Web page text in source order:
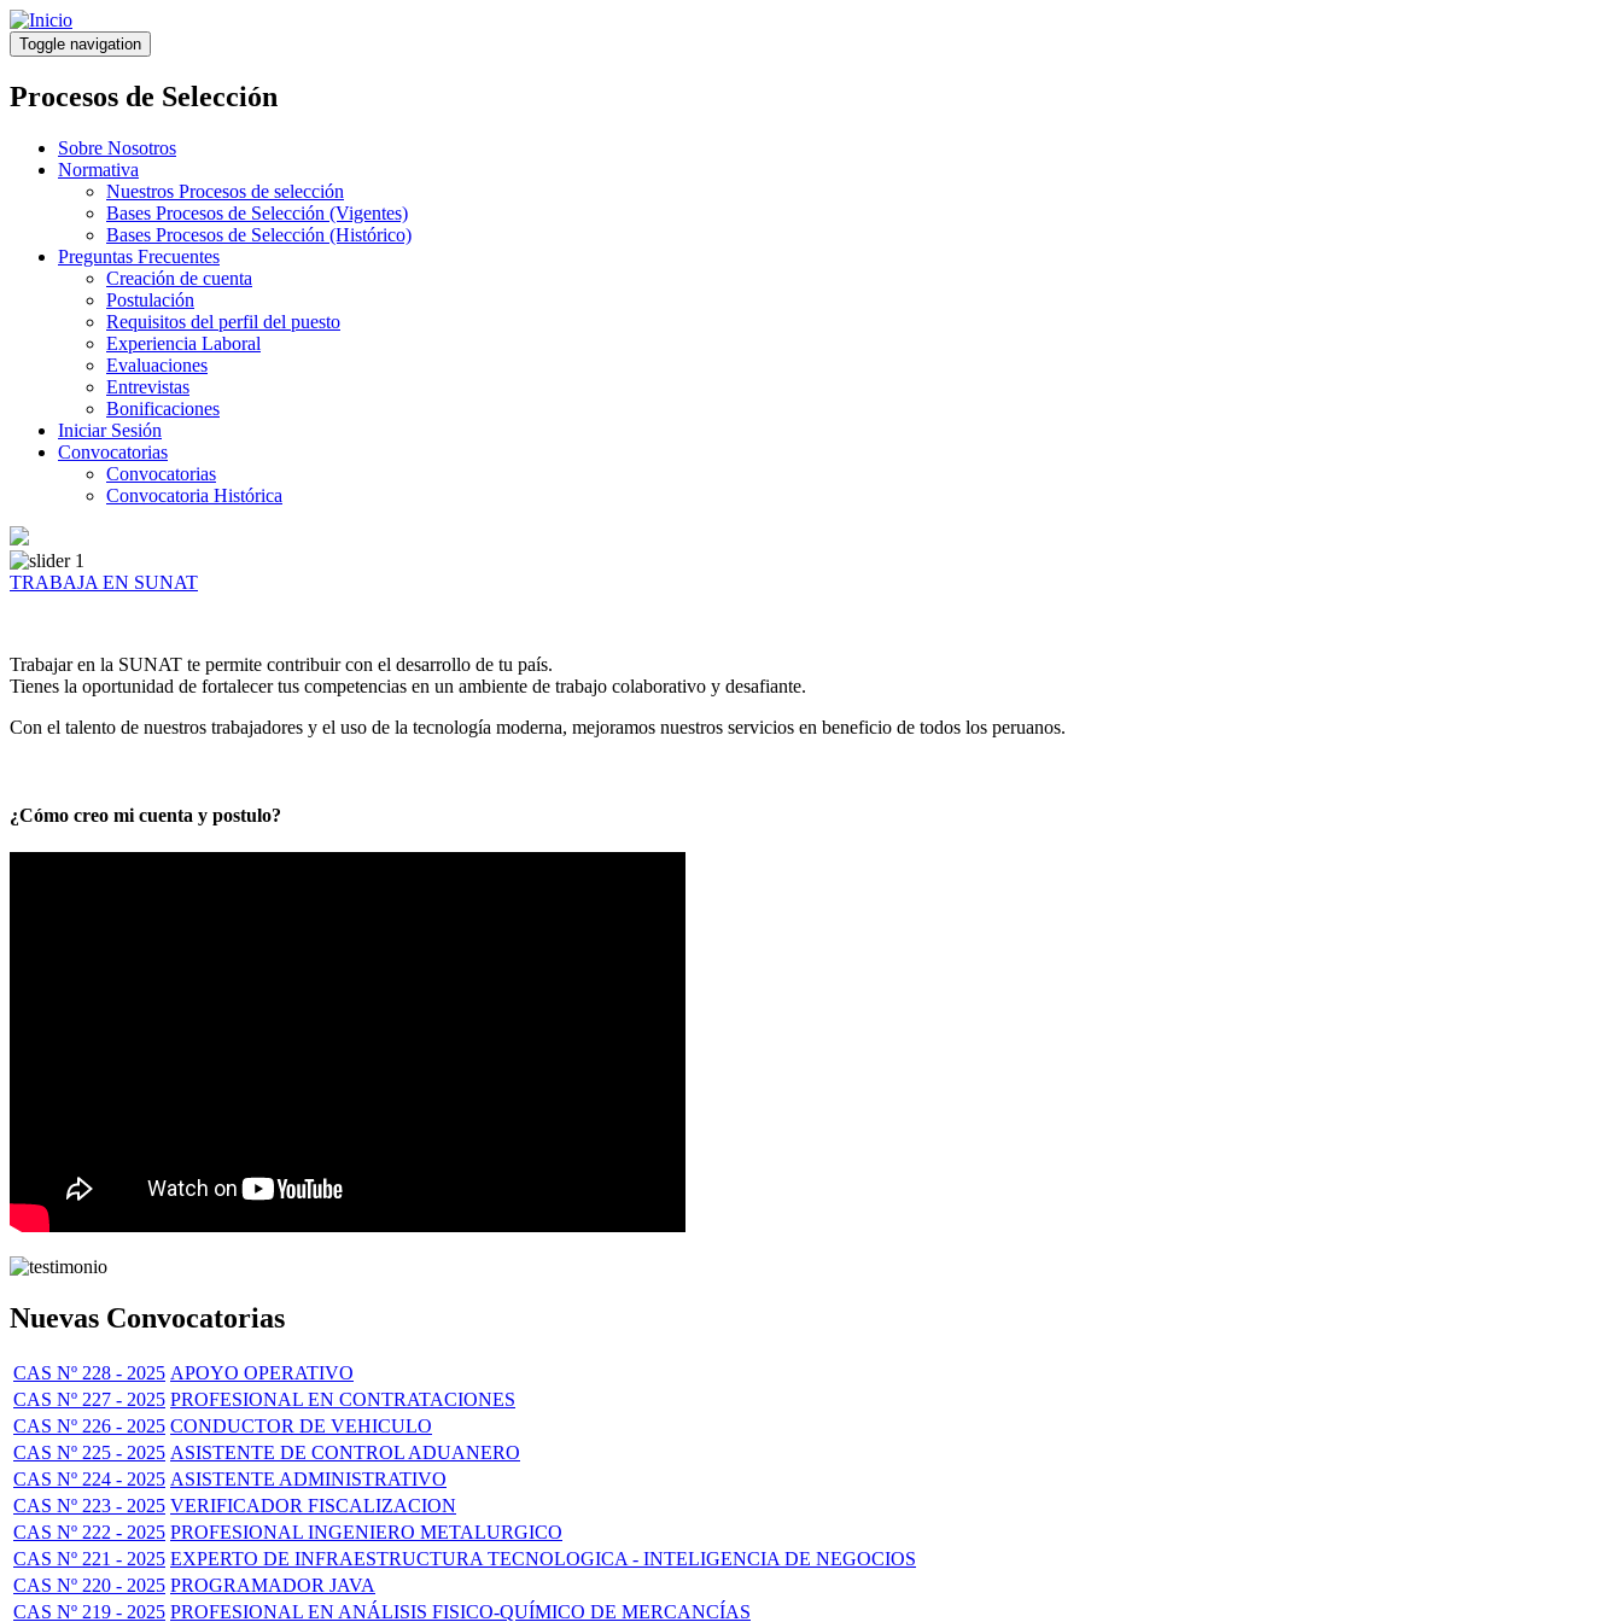
Pasar
al
contenido
principal
Toggle navigation
Procesos de Selección
Sobre Nosotros
Normativa
Nuestros Procesos de selección
Bases Procesos de Selección (Vigentes)
Bases Procesos de Selección (Histórico)
Preguntas Frecuentes
Creación de cuenta
Postulación
Requisitos del perfil del puesto
Experiencia Laboral
Evaluaciones
Entrevistas
Bonificaciones
Iniciar Sesión
Convocatorias
Convocatorias
Convocatoria Histórica
TRABAJA EN SUNAT
Trabajar en la SUNAT te permite contribuir con el desarrollo de tu país.
Tienes la oportunidad de fortalecer tus competencias en un ambiente de trabajo colaborativo y desafiante.
Con el talento de nuestros trabajadores y el uso de la tecnología moderna, mejoramos nuestros servicios en beneficio de todos los peruanos.
¿Cómo creo mi cuenta y postulo?
Nuevas Convocatorias
CAS Nº 228 - 2025 APOYO OPERATIVO
CAS Nº 227 - 2025 PROFESIONAL EN CONTRATACIONES
CAS Nº 226 - 2025 CONDUCTOR DE VEHICULO
CAS Nº 225 - 2025 ASISTENTE DE CONTROL ADUANERO
CAS Nº 224 - 2025 ASISTENTE ADMINISTRATIVO
CAS Nº 223 - 2025 VERIFICADOR FISCALIZACION
CAS Nº 222 - 2025 PROFESIONAL INGENIERO METALURGICO
CAS Nº 221 - 2025 EXPERTO DE INFRAESTRUCTURA TECNOLOGICA - INTELIGENCIA DE NEGOCIOS
CAS Nº 220 - 2025 PROGRAMADOR JAVA
CAS Nº 219 - 2025 PROFESIONAL EN ANÁLISIS FISICO-QUÍMICO DE MERCANCÍAS